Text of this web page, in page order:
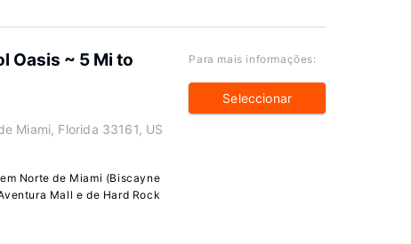
Oasis ~ 5 Mi to
Miami, Florida 33161, US
Norte de Miami (Biscayne
Mall e de Hard Rock
Para mais informações:
Seleccionar